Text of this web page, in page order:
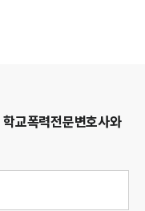
학교폭력전문변호사와